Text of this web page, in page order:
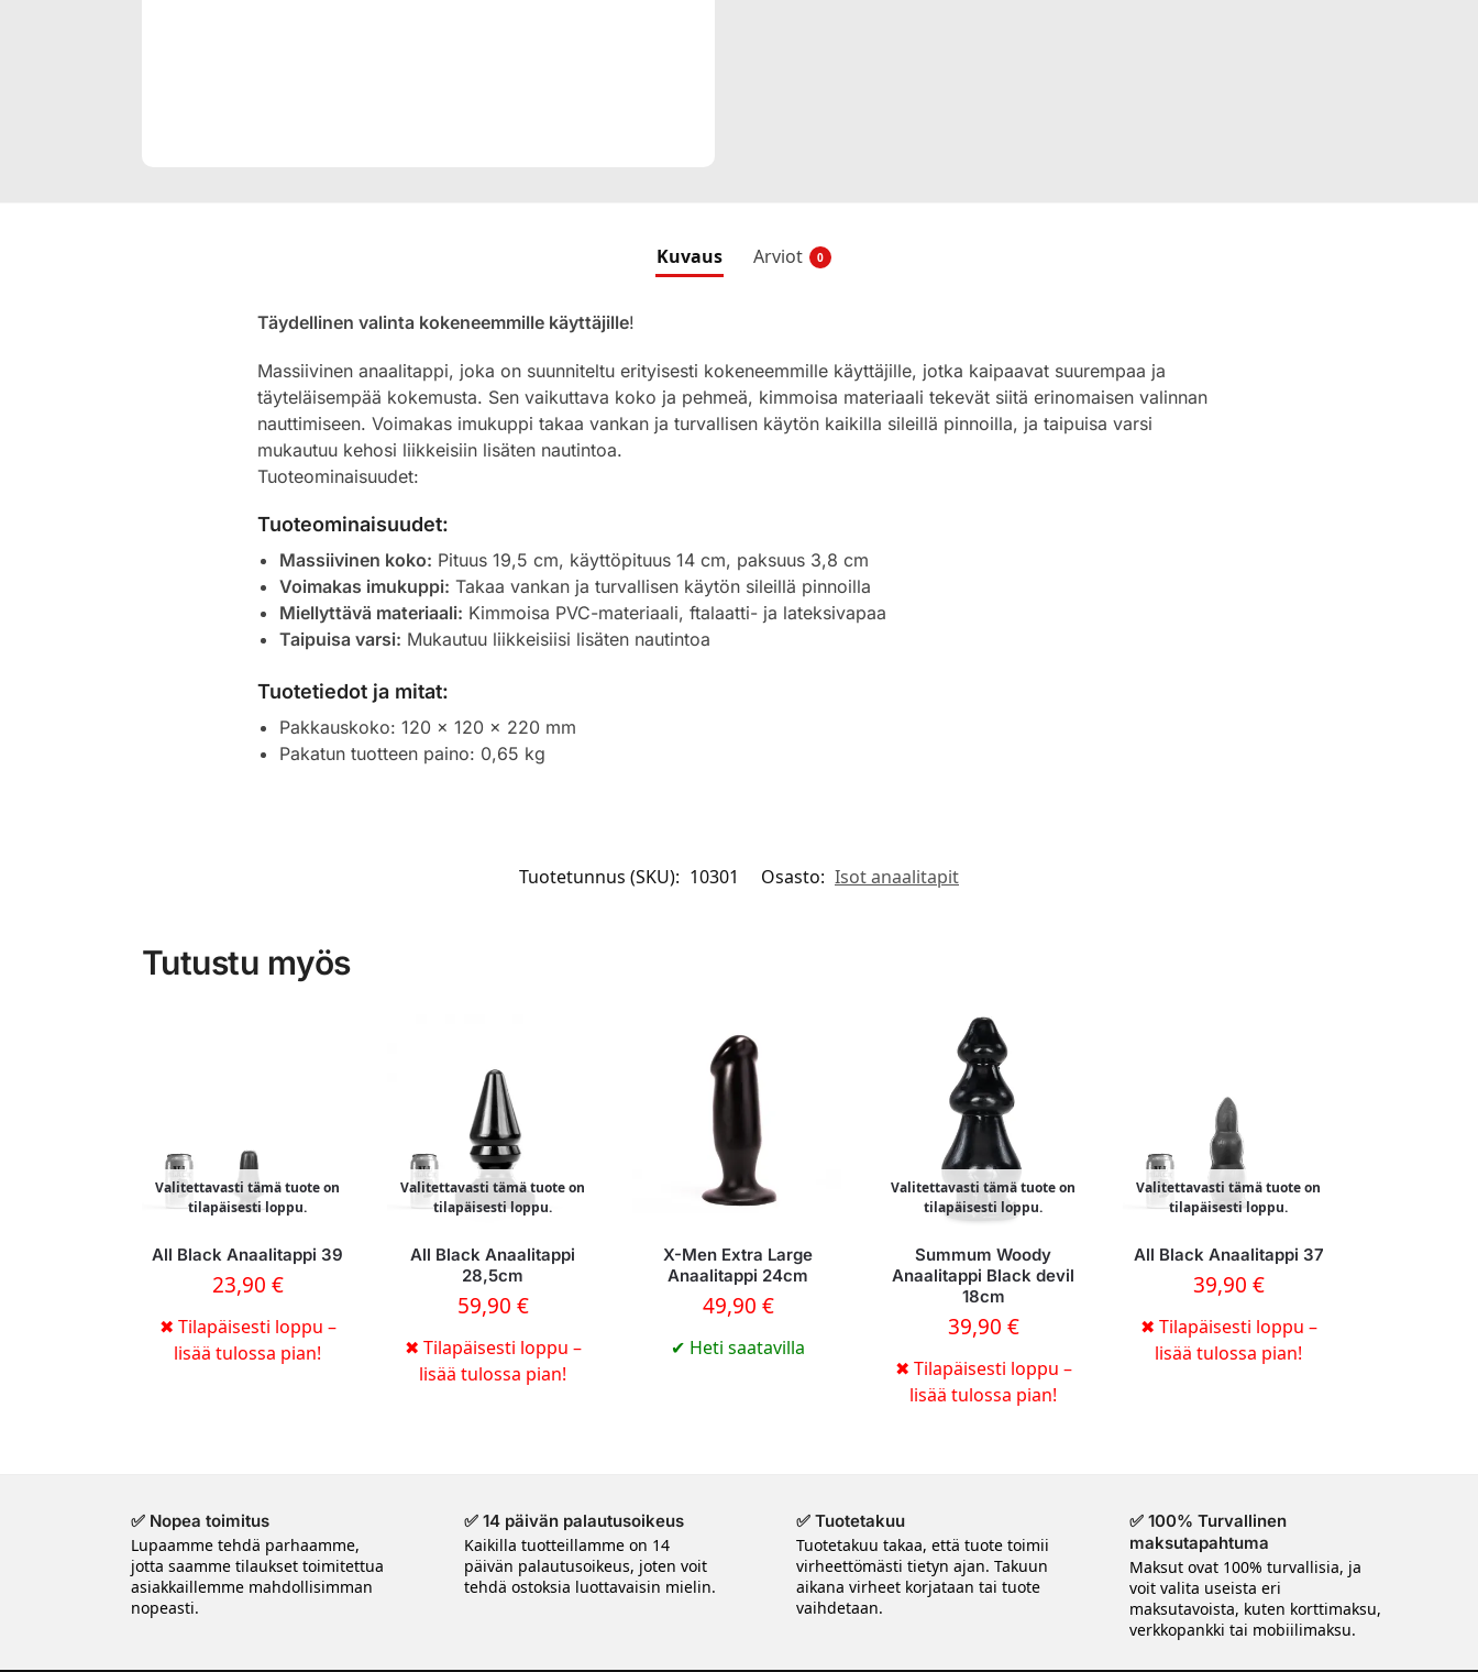
Kuvaus Arviot 0
Täydellinen valinta kokeneemmille käyttäjille!
Massiivinen anaalitappi, joka on suunniteltu erityisesti kokeneemmille käyttäjille, jotka kaipaavat suurempaa ja
täyteläisempää kokemusta. Sen vaikuttava koko ja pehmeä, kimmoisa materiaali tekevät siitä erinomaisen valinnan
nauttimiseen. Voimakas imukuppi takaa vankan ja turvallisen käytön kaikilla sileillä pinnoilla, ja taipuisa varsi
mukautuu kehosi liikkeisiin lisäten nautintoa.
Tuoteominaisuudet:
Tuoteominaisuudet:
Massiivinen koko: Pituus 19,5 cm, käyttöpituus 14 cm, paksuus 3,8 cm
Voimakas imukuppi: Takaa vankan ja turvallisen käytön sileillä pinnoilla
Miellyttävä materiaali: Kimmoisa PVC-materiaali, ftalaatti- ja lateksivapaa
Taipuisa varsi: Mukautuu liikkeisiisi lisäten nautintoa
Tuotetiedot ja mitat:
Pakkauskoko: 120 x 120 x 220 mm
Pakatun tuotteen paino: 0,65 kg
Tuotetunnus (SKU): 10301 Osasto: Isot anaalitapit
Tutustu myös
Valitettavasti tämä tuote on
tilapäisesti loppu.
All Black Anaalitappi 39
23,90 €
✖ Tilapäisesti loppu –
lisää tulossa pian!
Valitettavasti tämä tuote on
tilapäisesti loppu.
All Black Anaalitappi
28,5cm
59,90 €
✖ Tilapäisesti loppu –
lisää tulossa pian!
X-Men Extra Large
Anaalitappi 24cm
49,90 €
✔ Heti saatavilla
Valitettavasti tämä tuote on
tilapäisesti loppu.
Summum Woody
Anaalitappi Black devil
18cm
39,90 €
✖ Tilapäisesti loppu –
lisää tulossa pian!
Valitettavasti tämä tuote on
tilapäisesti loppu.
All Black Anaalitappi 37
39,90 €
✖ Tilapäisesti loppu –
lisää tulossa pian!
✅ Nopea toimitus
Lupaamme tehdä parhaamme,
jotta saamme tilaukset toimitettua
asiakkaillemme mahdollisimman
nopeasti.
✅ 14 päivän palautusoikeus
Kaikilla tuotteillamme on 14
päivän palautusoikeus, joten voit
tehdä ostoksia luottavaisin mielin.
✅ Tuotetakuu
Tuotetakuu takaa, että tuote toimii
virheettömästi tietyn ajan. Takuun
aikana virheet korjataan tai tuote
vaihdetaan.
✅ 100% Turvallinen
maksutapahtuma
Maksut ovat 100% turvallisia, ja
voit valita useista eri
maksutavoista, kuten korttimaksu,
verkkopankki tai mobiilimaksu.